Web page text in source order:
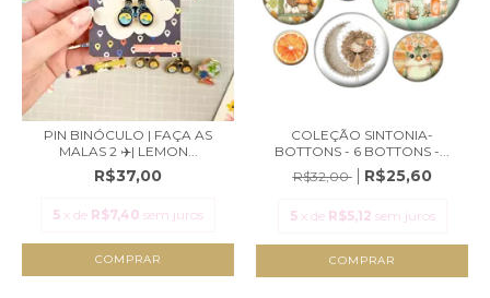
PIN BINÓCULO | FAÇA AS
MALAS 2 ✈️| LEMON...
R$37,00
5 x de R$7,40 sem juros
COLEÇÃO SINTONIA-
BOTTONS - 6 BOTTONS -...
R$32,00
R$25,60
5 x de R$5,12 sem juros